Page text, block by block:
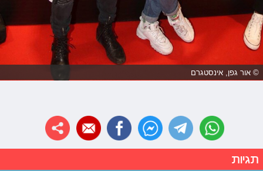
© אור גפן, אינסטגרם
תגיות